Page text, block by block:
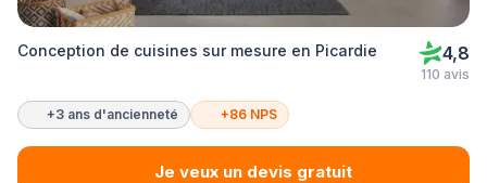
Conception de cuisines sur mesure en Picardie 4,8
110 avis
+3 ans d'ancienneté +86 NPS
Je veux un devis gratuit